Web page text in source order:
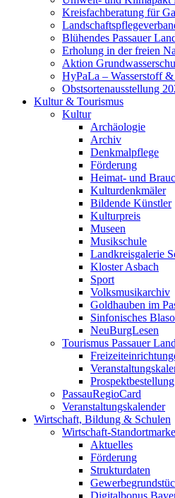
Kreisfachberatung für
Blühendes Passauer
Erholung in der freien
Aktion
HyPaLa – Wasserstoff
Obstsortenausstellung
Kultur & Tourismus
Kultur
Archäologie
Archiv
Denkmalpflege
Förderung
Heimat- und
Kulturdenkmäler
Bildende Künstler
Kulturpreis
Museen
Musikschule
Landkreisgalerie
Kloster Asbach
Sport
Volksmusikarchiv
Goldhauben im
Sinfonisches
NeuBurgLesen
Tourismus Passauer Land
Prospektbestellung
PassauRegioCard
Veranstaltungskalender
Wirtschaft, Bildung & Schulen
Wirtschaft-
Aktuelles
Förderung
Strukturdaten
Digitalbonus